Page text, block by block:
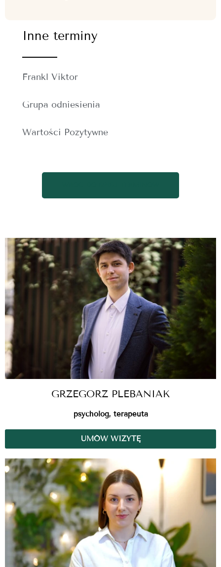
Inne terminy
Frankl Viktor
Grupa odniesienia
Wartości Pozytywne
GRZEGORZ PLEBANIAK
psycholog, terapeuta
UMÓW WIZYTĘ